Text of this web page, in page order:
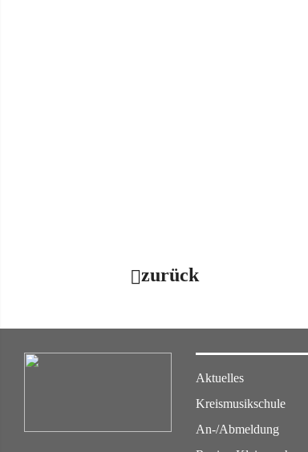
zurück
Aktuelles
Kreismusikschule
An-/Abmeldung